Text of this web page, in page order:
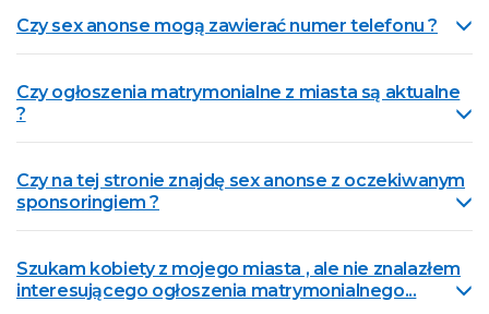
Czy sex anonse mogą zawierać numer telefonu ?
Czy ogłoszenia matrymonialne z miasta są aktualne
?
Czy na tej stronie znajdę sex anonse z oczekiwanym
sponsoringiem ?
Szukam kobiety z mojego miasta , ale nie znalazłem
interesującego ogłoszenia matrymonialnego...